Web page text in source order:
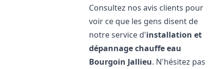
Consultez nos avis clients pour
voir ce que les gens disent de
notre service d'installation et
dépannage chauffe eau
Bourgoin Jallieu. N'hésitez pas